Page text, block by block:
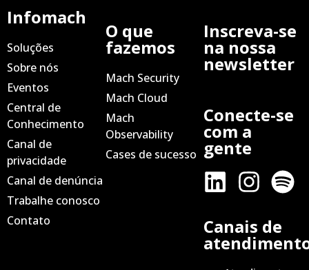
Infomach
Soluções
Sobre nós
Eventos
Central de
Conhecimento
Canal de
privacidade
Canal de denúncia
Trabalhe conosco
Contato
O que
fazemos
Mach Security
Mach Cloud
Mach
Observability
Cases de sucesso
Inscreva-se
na nossa
newsletter
Conecte-se
com a
gente
Canais de